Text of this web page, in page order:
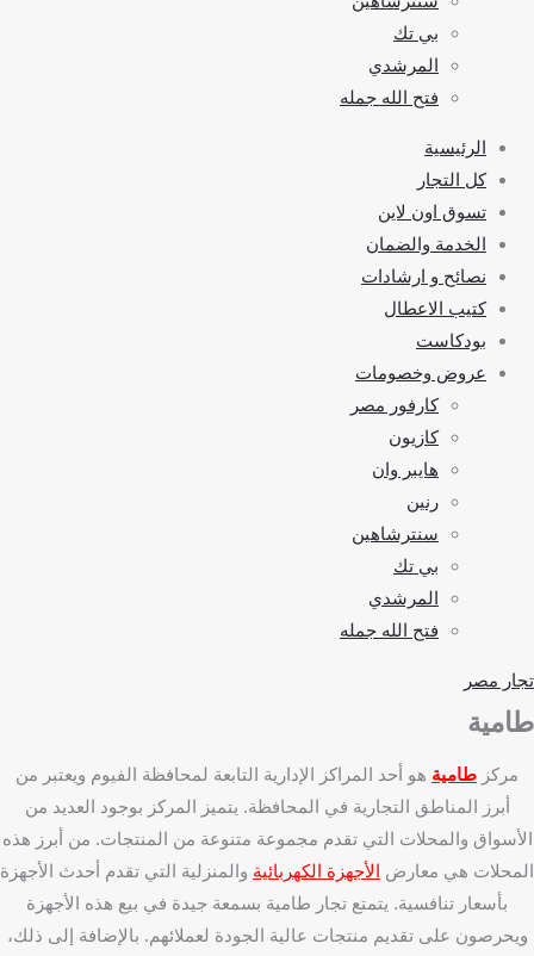
بي تك
المرشدي
فتح الله جمله
الرئيسية
كل التجار
تسوق اون لاين
الخدمة والضمان
نصائح و ارشادات
كتيب الاعطال
بودكاست
عروض وخصومات
كارفور مصر
كازيون
هايبر وان
رنين
سنترشاهين
بي تك
المرشدي
فتح الله جمله
تجار مصر
طامية
مركز طامية هو أحد المراكز الإدارية التابعة لمحافظة الفيوم ويعتبر من
أبرز المناطق التجارية في المحافظة. يتميز المركز بوجود العديد من
الأسواق والمحلات التي تقدم مجموعة متنوعة من المنتجات. من أبرز هذه
المحلات هي معارض الأجهزة الكهربائية والمنزلية التي تقدم أحدث الأجهزة
بأسعار تنافسية. يتمتع تجار طامية بسمعة جيدة في بيع هذه الأجهزة
ويحرصون على تقديم منتجات عالية الجودة لعملائهم. بالإضافة إلى ذلك،